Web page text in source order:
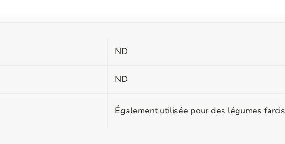
ND
ND
Également utilisée pour des légumes farcis